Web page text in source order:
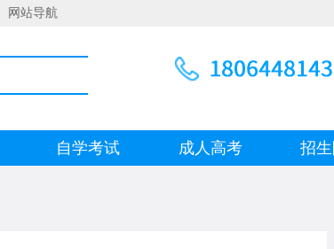
网站导航
自学考试 成人高考 招